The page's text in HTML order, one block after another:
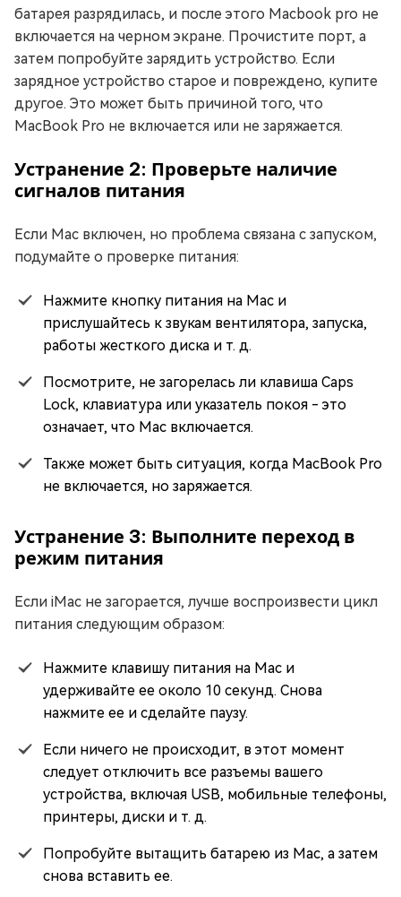
батарея разрядилась, и после этого Macbook pro не
включается на черном экране. Прочистите порт, а
затем попробуйте зарядить устройство. Если
зарядное устройство старое и повреждено, купите
другое. Это может быть причиной того, что
MacBook Pro не включается или не заряжается.
Устранение 2: Проверьте наличие
сигналов питания
Если Mac включен, но проблема связана с запуском,
подумайте о проверке питания:
Нажмите кнопку питания на Mac и
прислушайтесь к звукам вентилятора, запуска,
работы жесткого диска и т. д.
Посмотрите, не загорелась ли клавиша Caps
Lock, клавиатура или указатель покоя - это
означает, что Mac включается.
Также может быть ситуация, когда MacBook Pro
не включается, но заряжается.
Устранение 3: Выполните переход в
режим питания
Если iMac не загорается, лучше воспроизвести цикл
питания следующим образом:
Нажмите клавишу питания на Mac и
удерживайте ее около 10 секунд. Снова
нажмите ее и сделайте паузу.
Если ничего не происходит, в этот момент
следует отключить все разъемы вашего
устройства, включая USB, мобильные телефоны,
принтеры, диски и т. д.
Попробуйте вытащить батарею из Mac, а затем
снова вставить ее.